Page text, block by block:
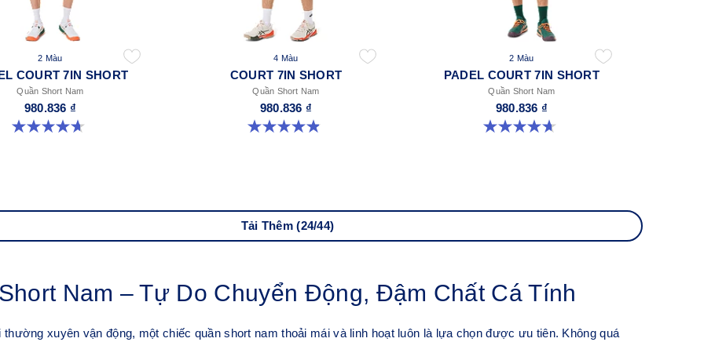
2 Màu
COURT 7IN SHORT
Quần Short Nam
980.836 ₫
4.7 trong số 5 sao. 58 đánh giá
4 Màu
COURT 7IN SHORT
Quần Short Nam
980.836 ₫
4.9 trong số 5 sao. 155 đánh giá
2 Màu
PADEL COURT 7IN SHORT
Quần Short Nam
980.836 ₫
4.7 trong số 5 sao. 58 đánh giá
Tải Thêm (24/44)
Nam – Tự Do Chuyển Động, Đậm Chất Cá Tính
xuyên vận động, một chiếc quần short nam thoải mái và linh hoạt luôn là lựa chọn được ưu tiên. Không quá